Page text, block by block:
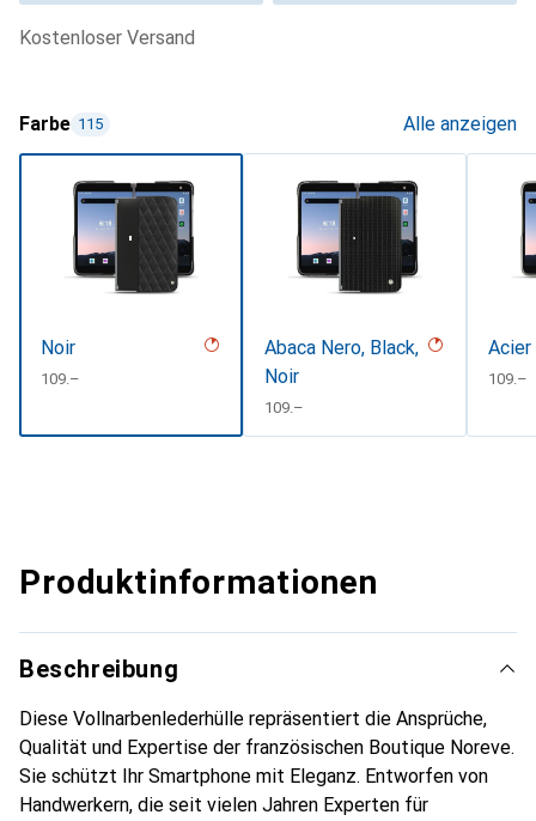
kostenloser Versand
Farbe 115 Alle anzeigen
Noir
CHF
109.–
Abaca Nero, Black,
Noir
CHF
109.–
CHF
109.–
Produktinformationen
Beschreibung
Diese Vollnarbenlederhülle repräsentiert die Ansprüche,
Qualität und Expertise der französischen Boutique Noreve.
Sie schützt Ihr Smartphone mit Eleganz. Entworfen von
Handwerkern, die seit vielen Jahren Experten für